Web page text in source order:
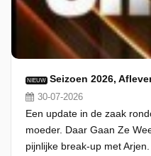
NIEUW Seizoen 2026,
30-07-2026
Een update in de zaak
moeder. Daar Gaan Ze
pijnlijke break-up met